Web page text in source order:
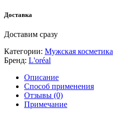
Доставка
Доставим сразу
Категории: Мужская косметика
Бренд: L'oréal
Описание
Способ применения
Отзывы (0)
Примечание